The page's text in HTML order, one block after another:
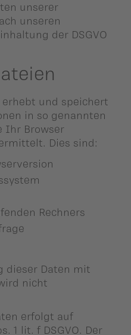
unserer
unseren
der DSGVO
erhebt und speichert
in so genannten
Ihr Browser
Dies sind:
Rechners
dieser Daten mit
nicht
erfolgt auf
1 lit. f DSGVO. Der